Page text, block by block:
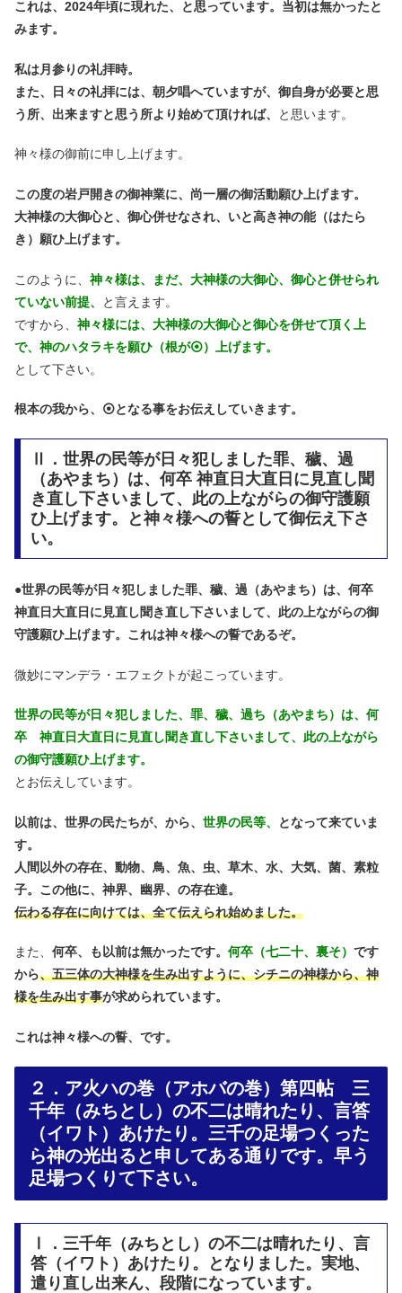
これは、2024年頃に現れた、と思っています。当初は無かったと
みます。
私は月参りの礼拝時。
また、日々の礼拝には、朝夕唱へていますが、御自身が必要と思
う所、出来ますと思う所より始めて頂ければ、
と思います。
神々様の御前に申し上げます。
この度の岩戸開きの御神業に、尚一層の御活動願ひ上げます。
大神様の大御心と、御心併せなされ、いと高き神の能（はたら
き）願ひ上げます。
このように、 神々様は、まだ、大神様の大御心、御心と併せられ
ていない前提、
と言えます。
ですから、 神々様には、大神様の大御心と御心を併せて頂く上
で、神のハタラキを願ひ（根が⦿）上げます。
として下さい。
根本の我から、⦿となる事をお伝えしていきます。
Ⅱ．世界の民等が日々犯しました罪、穢、過
（あやまち）は、何卒 神直日大直日に見直し聞
き直し下さいまして、此の上ながらの御守護願
ひ上げます。と神々様への誓として御伝え下さ
い。
●世界の民等が日々犯しました罪、穢、過（あやまち）は、何卒
神直日大直日に見直し聞き直し下さいまして、此の上ながらの御
守護願ひ上げます。これは神々様への誓であるぞ。
微妙にマンデラ・エフェクトが起こっています。
世界の民等が日々犯しました、罪、穢、過ち（あやまち）は、何
卒 神直日大直日に見直し聞き直し下さいまして、此の上ながら
の御守護願ひ上げます。
とお伝えしています。
以前は、世界の民たちが、から、 世界の民等、
となって来ていま
す。
人間以外の存在、動物、鳥、魚、虫、草木、水、大気、菌、素粒
子。この他に、神界、幽界、の存在達。
伝わる存在に向けては、全て伝えられ始めました。
また、 何卒、も以前は無かったです。 何卒（七二十、裏そ） です
から、五三体の大神様を生み出すように、シチニの神様から、神
様を生み出す事が求められています。
これは神々様への誓、です。
２．ア火ハの巻（アホバの巻）第四帖 三
千年（みちとし）の不二は晴れたり、言答
（イワト）あけたり。三千の足場つくった
ら神の光出ると申してある通りです。早う
足場つくりて下さい。
Ⅰ．三千年（みちとし）の不二は晴れたり、言
答（イワト）あけたり。となりました。実地、
遣り直し出来ん、段階になっています。